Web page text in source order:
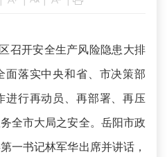
开安全生产风险隐患大排
面落实中央和省、市决策部
进行再动员、再部署、再压
全市大局之安全。岳阳市政
一书记林军华出席并讲话，